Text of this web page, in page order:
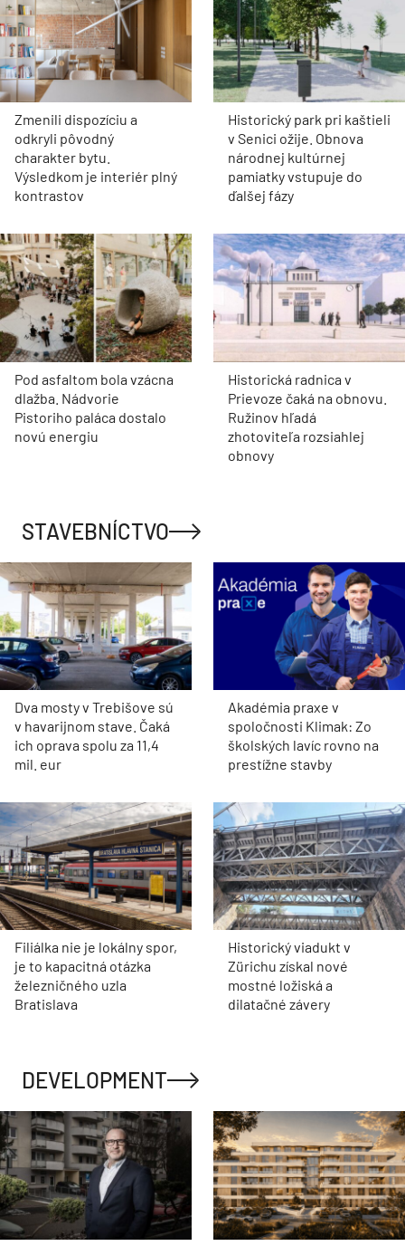
Zmenili dispozíciu a
odkryli pôvodný
charakter bytu.
Výsledkom je interiér plný
kontrastov
Historický park pri kaštieli
v Senici ožije. Obnova
národnej kultúrnej
pamiatky vstupuje do
ďalšej fázy
Pod asfaltom bola vzácna
dlažba. Nádvorie
Pistoriho paláca dostalo
novú energiu
Historická radnica v
Prievoze čaká na obnovu.
Ružinov hľadá
zhotoviteľa rozsiahlej
obnovy
STAVEBNÍCTVO
Dva mosty v Trebišove sú
v havarijnom stave. Čaká
ich oprava spolu za 11,4
mil. eur
Akadémia praxe v
spoločnosti Klimak: Zo
školských lavíc rovno na
prestížne stavby
Filiálka nie je lokálny spor,
je to kapacitná otázka
železničného uzla
Bratislava
Historický viadukt v
Zürichu získal nové
mostné ložiská a
dilatačné závery
DEVELOPMENT